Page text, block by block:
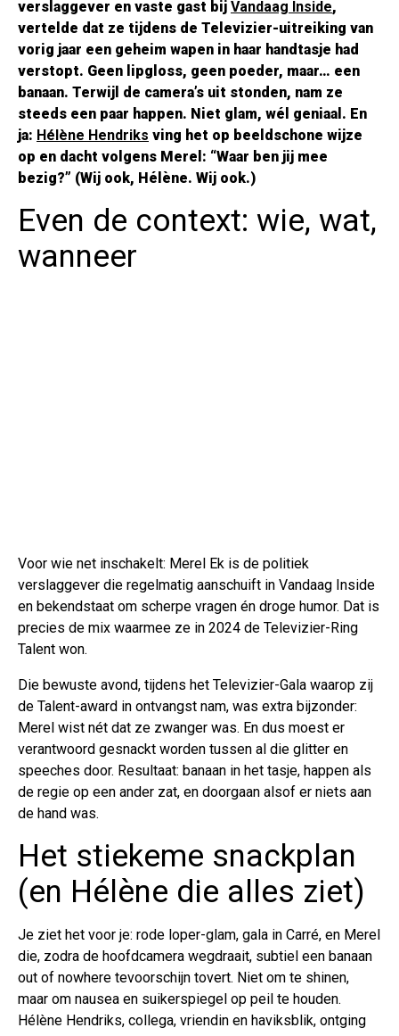
verslaggever en vaste gast bij Vandaag Inside,
vertelde dat ze tijdens de Televizier-uitreiking van
vorig jaar een geheim wapen in haar handtasje had
verstopt. Geen lipgloss, geen poeder, maar… een
banaan. Terwijl de camera’s uit stonden, nam ze
steeds een paar happen. Niet glam, wél geniaal. En
ja: Hélène Hendriks ving het op beeldschone wijze
op en dacht volgens Merel: “Waar ben jij mee
bezig?” (Wij ook, Hélène. Wij ook.)
Even de context: wie, wat,
wanneer
Voor wie net inschakelt: Merel Ek is de politiek
verslaggever die regelmatig aanschuift in Vandaag Inside
en bekendstaat om scherpe vragen én droge humor. Dat is
precies de mix waarmee ze in 2024 de Televizier-Ring
Talent won.
Die bewuste avond, tijdens het Televizier-Gala waarop zij
de Talent-award in ontvangst nam, was extra bijzonder:
Merel wist nét dat ze zwanger was. En dus moest er
verantwoord gesnackt worden tussen al die glitter en
speeches door. Resultaat: banaan in het tasje, happen als
de regie op een ander zat, en doorgaan alsof er niets aan
de hand was.
Het stiekeme snackplan
(en Hélène die alles ziet)
Je ziet het voor je: rode loper-glam, gala in Carré, en Merel
die, zodra de hoofdcamera wegdraait, subtiel een banaan
out of nowhere tevoorschijn tovert. Niet om te shinen,
maar om nausea en suikerspiegel op peil te houden.
Hélène Hendriks, collega, vriendin en haviksblik, ontging